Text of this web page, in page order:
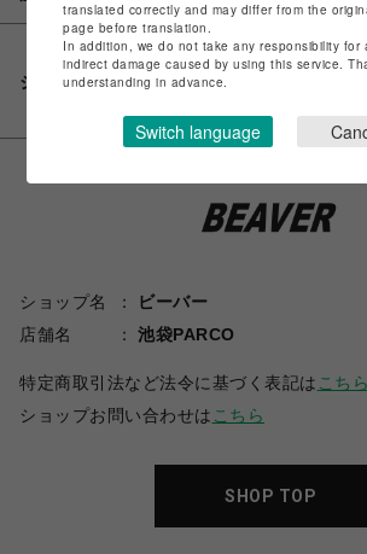
シェアする
ショップ名
ビーバー
店舗名
池袋PARCO
特定商取引法など法令に基づく表記は こちら
ショップお問い合わせは こちら
SHOP TOP
translated correctly and may differ from the
page before translation.
In addition, we do not take any responsibility for
indirect damage caused by using this service.
understanding in advance.
Switch language